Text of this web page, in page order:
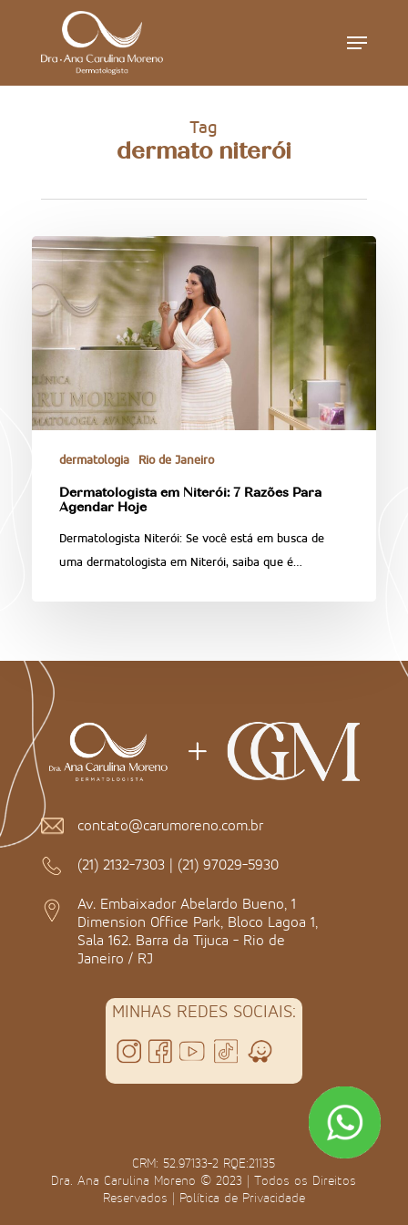
Menu
Tag
dermato niterói
dermatologia Rio de Janeiro
Dermatologista em Niterói: 7 Razões Para
Agendar Hoje
Dermatologista Niterói: Se você está em busca de
uma dermatologista em Niterói, saiba que é…
contato@carumoreno.com.br
(21) 2132-7303 | (21) 97029-5930
Av. Embaixador Abelardo Bueno, 1
Dimension Office Park, Bloco Lagoa 1,
Sala 162. Barra da Tijuca - Rio de
Janeiro / RJ
MINHAS REDES SOCIAIS:
CRM: 52.97133-2 RQE:21135
Dra. Ana Carulina Moreno © 2023 | Todos os Direitos
Reservados | Política de Privacidade